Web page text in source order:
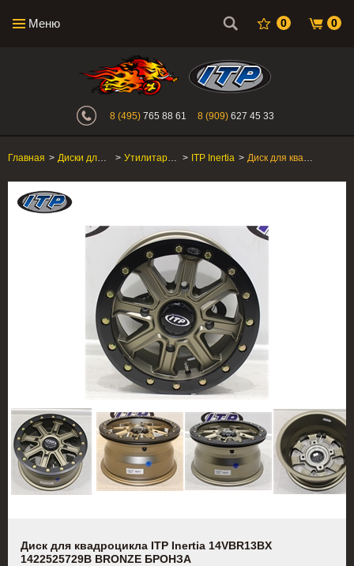
Меню 0 0
Интернет-магазин "Поросенок".
8 (495) 765 88 61 8 (909) 627 45 33
Главная > Диски для квадроцикла > Утилитарные ATV/SxS > ITP Inertia > Диск для квадроцикла ITP Inertia 14VBR13BX 1422525729B BRONZE БРОНЗА
Диск для квадроцикла ITP Inertia 14VBR13BX
1422525729B BRONZE БРОНЗА